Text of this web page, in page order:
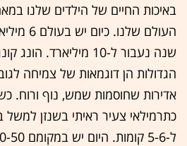
שנה נעבור ל-10 מיליארד.
הגדולות הן דוגמאות של צמיחה
כתרמילאי צעיר ראיתי בשנזן